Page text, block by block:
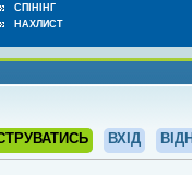
СПІНІНГ
НАХЛИСТ
ВХІД